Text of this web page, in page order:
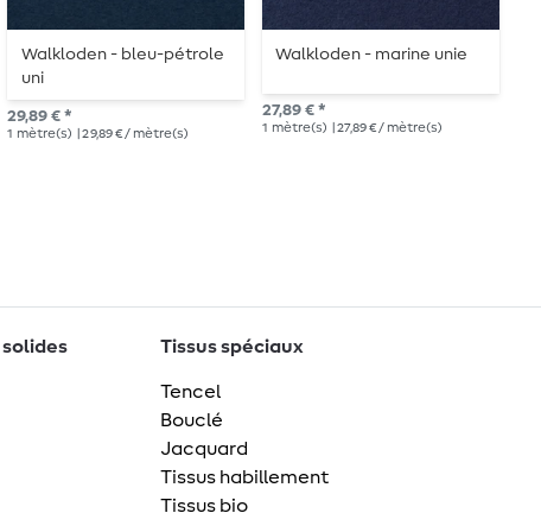
Walkloden - bleu-pétrole
uni
29,89 € *
1 mètre(s) | 29,89 € / mètre(s)
Walkloden - marine unie
27,89 € *
1 mètre(s) | 27,89 € / mètre(s)
solides Tissus spéciaux
Tencel
Bouclé
Jacquard
Tissus habillement
Tissus bio